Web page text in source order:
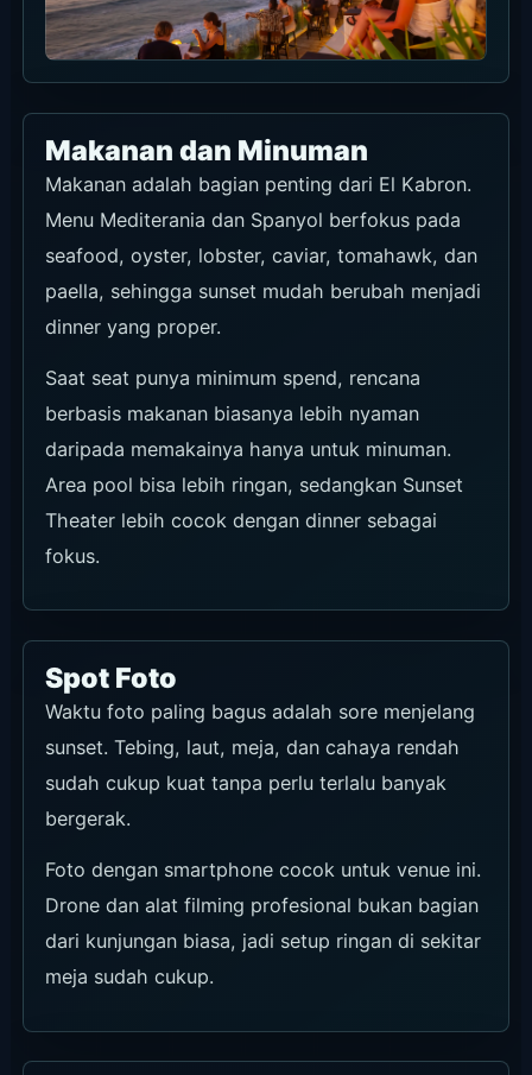
Makanan dan Minuman
Makanan adalah bagian penting dari El Kabron.
Menu Mediterania dan Spanyol berfokus pada
seafood, oyster, lobster, caviar, tomahawk, dan
paella, sehingga sunset mudah berubah menjadi
dinner yang proper.
Saat seat punya minimum spend, rencana
berbasis makanan biasanya lebih nyaman
daripada memakainya hanya untuk minuman.
Area pool bisa lebih ringan, sedangkan Sunset
Theater lebih cocok dengan dinner sebagai
fokus.
Spot Foto
Waktu foto paling bagus adalah sore menjelang
sunset. Tebing, laut, meja, dan cahaya rendah
sudah cukup kuat tanpa perlu terlalu banyak
bergerak.
Foto dengan smartphone cocok untuk venue ini.
Drone dan alat filming profesional bukan bagian
dari kunjungan biasa, jadi setup ringan di sekitar
meja sudah cukup.